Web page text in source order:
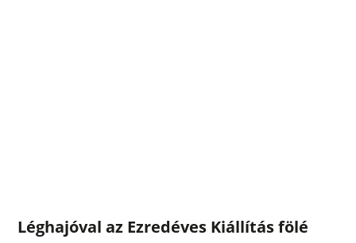
Léghajóval az Ezredéves Kiállítás fölé